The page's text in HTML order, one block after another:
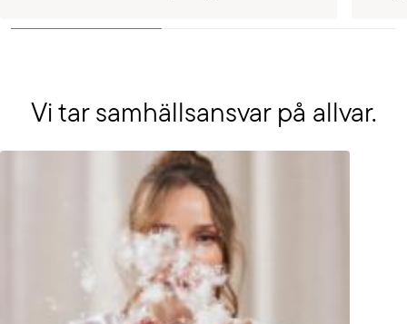
Vi tar samhällsansvar på allvar.